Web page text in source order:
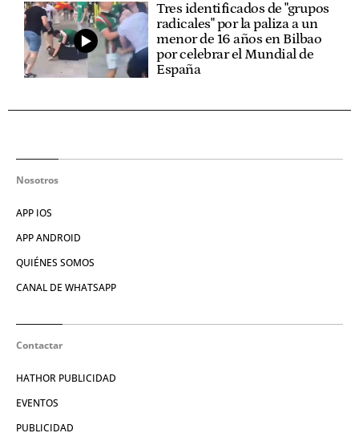
Tres identificados de "grupos
radicales" por la paliza a un
menor de 16 años en Bilbao
por celebrar el Mundial de
España
Nosotros
APP IOS
APP ANDROID
QUIÉNES SOMOS
CANAL DE WHATSAPP
Contactar
HATHOR PUBLICIDAD
EVENTOS
PUBLICIDAD